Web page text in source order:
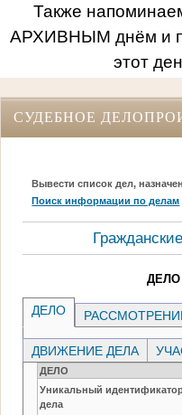
Также
АРХИВНЫМ днём и
этот
СУДЕБНОЕ
Вывести список дел,
Поиск информации по делам
ДЕЛО
ДЕЛО
ДВИЖЕНИЕ ДЕЛА
ДЕЛО
Уникальный
дела